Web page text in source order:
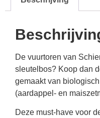
De vuurtoren van
sleutelbos? Koop dan
gemaakt van
(aardappel- en
Deze must-have voor